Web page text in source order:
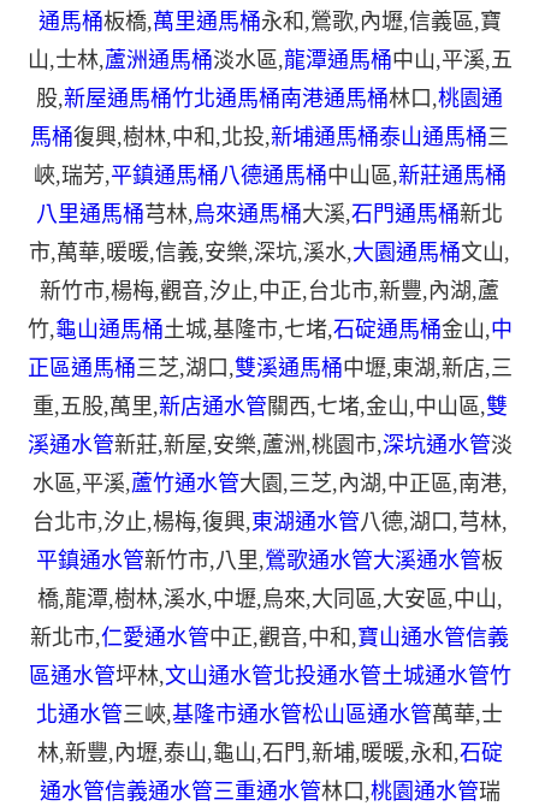
通馬桶板橋,萬里通馬桶永和 ,鶯歌,內壢,信義區,寶
山,士林,蘆洲通馬桶淡水區,龍潭通馬桶中山,平溪,五
股,新屋通馬桶竹北通馬桶南港通馬桶林口 ,桃園通
馬桶復興,樹林,中和 ,北投,新埔通馬桶泰山通馬桶三
峽,瑞芳,平鎮通馬桶八德通馬桶中山區,新莊通馬桶
八里通馬桶芎林,烏來通馬桶大溪,石門通馬桶新北
市,萬華,暖暖,信義,安樂,深坑,溪水,大園通馬桶文山,
新竹市,楊梅,觀音,汐止,中正,台北市,新豐,內湖,蘆
竹,龜山通馬桶土城,基隆市,七堵,石碇通馬桶金山,中
正區通馬桶三芝,湖口 ,雙溪通馬桶中壢,東湖,新店,三
重,五股,萬里,新店通水管關西,七堵,金山,中山區,雙
溪通水管新莊,新屋,安樂,蘆洲 ,桃園市,深坑通水管淡
水區,平溪,蘆竹通水管大園 ,三芝,內湖,中正區,南港,
台北市,汐止,楊梅,復興,東湖通水管八德,湖口 ,芎林,
平鎮通水管新竹市,八里,鶯歌通水管大溪通水管板
橋,龍潭,樹林,溪水,中壢,烏來,大同區,大安區,中山,
新北市,仁愛通水管中正,觀音,中和 ,寶山通水管信義
區通水管坪林,文山通水管北投通水管土城通水管竹
北通水管三峽,基隆市通水管松山區通水管萬華,士
林,新豐,內壢,泰山,龜山,石門 ,新埔,暖暖,永和 ,石碇
通水管信義通水管三重通水管林口 ,桃園通水管瑞